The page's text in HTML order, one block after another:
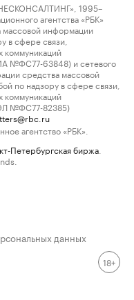
1995–
агентства «РБК»
массовой информации
в сфере связи,
коммуникаций
№ФС77-63848) и сетевого
средства массовой
по надзору в сфере связи,
коммуникаций
№ФС77-82385)
агентство «РБК».
Петербургская биржа
данных
18+